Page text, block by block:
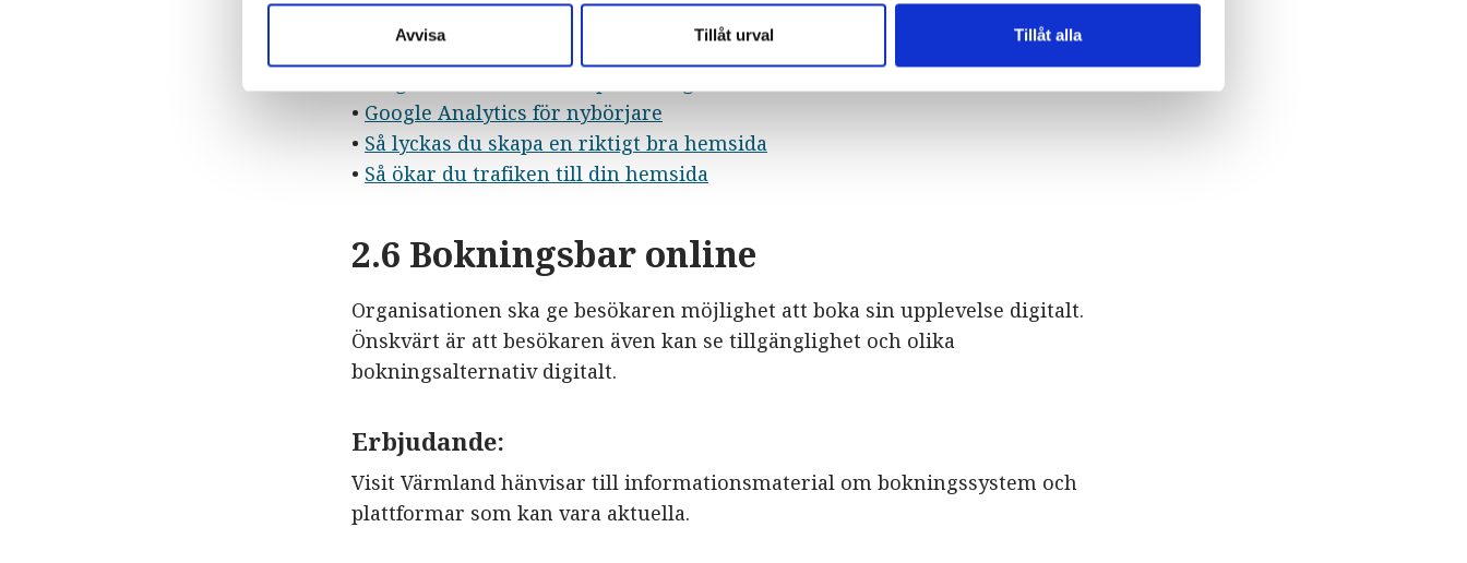
Avvisa Tillåt urval Tillåt alla
Användbara länkar
• Google Analytics för nybörjare
• Så lyckas du skapa en riktigt bra hemsida
• Så ökar du trafiken till din hemsida
2.6 Bokningsbar online
Organisationen ska ge besökaren möjlighet att boka sin upplevelse digitalt.
Önskvärt är att besökaren även kan se tillgänglighet och olika
bokningsalternativ digitalt.
Erbjudande:
Visit Värmland hänvisar till informationsmaterial om bokningssystem och
plattformar som kan vara aktuella.